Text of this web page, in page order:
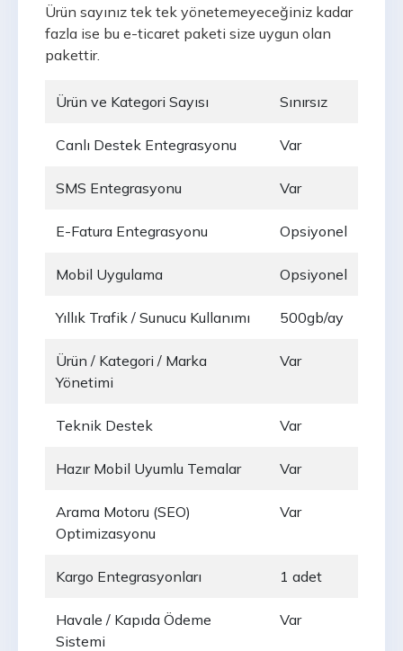
Ürün sayınız tek tek yönetemeyeceğiniz kadar
fazla ise bu e-ticaret paketi size uygun olan
pakettir.
Ürün ve Kategori Sayısı Sınırsız
Canlı Destek Entegrasyonu Var
SMS Entegrasyonu Var
E-Fatura Entegrasyonu Opsiyonel
Mobil Uygulama Opsiyonel
Yıllık Trafik / Sunucu Kullanımı 500gb/ay
Ürün / Kategori / Marka
Yönetimi
Var
Teknik Destek Var
Hazır Mobil Uyumlu Temalar Var
Arama Motoru (SEO)
Optimizasyonu
Var
Kargo Entegrasyonları 1 adet
Havale / Kapıda Ödeme
Sistemi
Var